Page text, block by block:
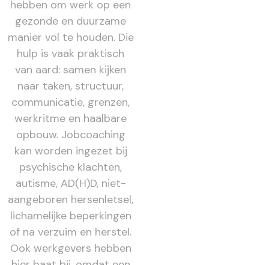
hebben om werk op een
gezonde en duurzame
manier vol te houden. Die
hulp is vaak praktisch
van aard: samen kijken
naar taken, structuur,
communicatie, grenzen,
werkritme en haalbare
opbouw. Jobcoaching
kan worden ingezet bij
psychische klachten,
autisme, AD(H)D, niet-
aangeboren hersenletsel,
lichamelijke beperkingen
of na verzuim en herstel.
Ook werkgevers hebben